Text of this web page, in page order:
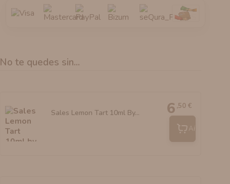
No te quedes sin...
Sales Lemon Tart 10ml By... 6 ,50 €
Añadir